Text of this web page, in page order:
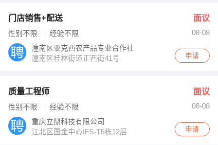
门店销售+配送 面议
性别不限 经验不限
08-08
潼南区亚克西农产品专业合作社
潼南区桂林街道正西街41号
申请
质量工程师 面议
性别不限 经验不限
08-08
重庆立鼎科技有限公司
江北区国金中心IFS-T5栋12层
申请